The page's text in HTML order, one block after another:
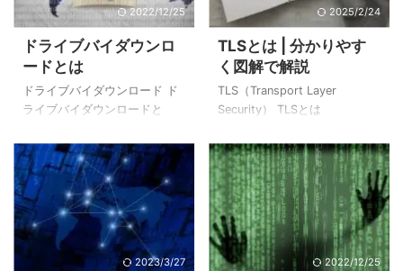
た技術であり、有害なもので
はありませんが、キーロガー
を悪用して、IDやパスワードな
どの重要な情報を盗み出す被
害が発生しています。 次の図
は、キーロガーによる被害の
さまざまな手口でパソコンや
スマートフォンにキーロガー
を仕込み、キーボード ...
ウントのIDやパスワード、クレ
ジットカードなどの個人情報
を盗む犯罪行為のことをいい
ます。 フィッシング詐欺の手
口 フィッシング詐欺でよくあ
る手口が、金融機関になりす
ージ (SMS) を送ってくる手口
です。 （メール ...
2022/12/25
ドライブバイダウンロ
ードとは
ドライブバイダウンロード ド
ライブバイダウンロードと
何らかしらのソフトウェア
（主にマルウェア）を勝手に
利用者のパソコンにダウンロ
ードし、実行させるサイバー
攻撃の一種です。 ドライブバ
イダウンロードの被害に遭う
ケースは「悪意のある攻撃
2025/2/24
TLSとは | 分かりやす
く図解で解説
TLS（Transport Layer
Security） TLSとは
Security）とは、インターネッ
ト上での通信で通信内容を暗
号化してやり取りするための
プロトコルです。 個人情報や
クレジットカード情報などの
重要なデータを暗号化して、
通信を安全に行なうことがで
2023/3/27 2022/12/25